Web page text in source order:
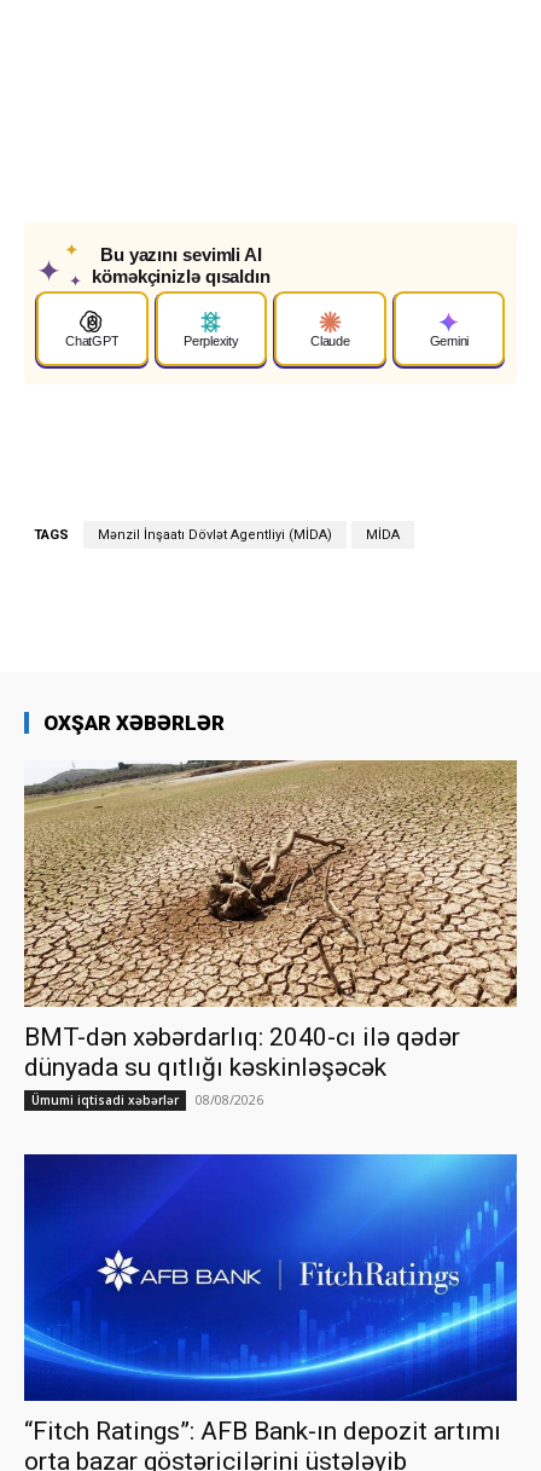
✦
✦
✦
Bu yazını sevimli AI
köməkçinizlə qısaldın
ChatGPT Perplexity Claude Gemini
TAGS Mənzil İnşaatı Dövlət Agentliyi (MİDA) MİDA
OXŞAR XƏBƏRLƏR
BMT-dən xəbərdarlıq: 2040-cı ilə qədər
dünyada su qıtlığı kəskinləşəcək
Ümumi iqtisadi xəbərlər 08/08/2026
“Fitch Ratings”: AFB Bank-ın depozit artımı
orta bazar göstəricilərini üstələyib